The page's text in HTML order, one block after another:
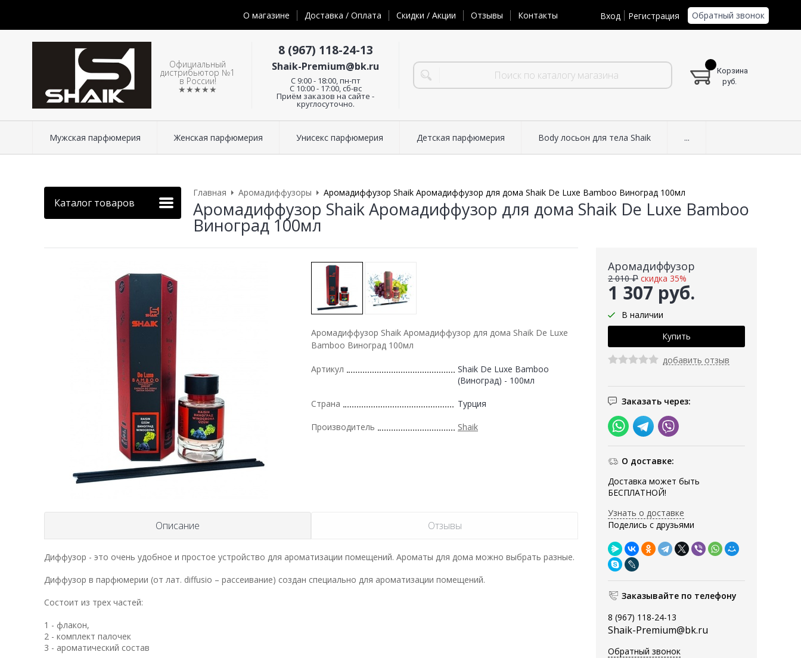
О магазине Доставка / Оплата Скидки / Акции Отзывы Контакты Вход Регистрация Обратный звонок
Официальный
дистрибьютор №1
в России!
★★★★★
8 (967) 118-24-13
Shaik-Premium@bk.ru
C 9:00 - 18:00, пн-пт
С 10:00 - 17:00, сб-вс
Приём заказов на сайте -
круглосуточно.
Корзина
руб.
Мужская парфюмерия Женская парфюмерия Унисекс парфюмерия Детская парфюмерия Body лосьон для тела Shaik ...
Каталог товаров
Главная Аромадиффузоры Аромадиффузор Shaik Аромадиффузор для дома Shaik De Luxe Bamboo Виноград 100мл
Аромадиффузор Shaik Аромадиффузор для дома Shaik De Luxe Bamboo
Виноград 100мл
Аромадиффузор
1 307 руб.
2 010 ₽ скидка 35%
В наличии
добавить отзыв
Заказать через:
О доставке:
Доставка может быть
БЕСПЛАТНОЙ!
Узнать о доставке
Поделись с друзьями
Заказывайте по телефону
8 (967) 118-24-13
Shaik-Premium@bk.ru
Обратный звонок
Аромадиффузор Shaik Аромадиффузор для дома Shaik De Luxe
Bamboo Виноград 100мл
Артикул
Shaik De Luxe Bamboo
(Виноград) - 100мл
Страна Турция
Производитель Shaik
Описание Отзывы
Диффузор - это очень удобное и простое устройство для ароматизации помещений. Ароматы для дома можно выбрать разные.
Диффузор в парфюмерии (от лат. diffusio – рассеивание) создан специально для ароматизации помещений.
Состоит из трех частей:
1 - флакон,
2 - комплект палочек
3 - ароматический состав